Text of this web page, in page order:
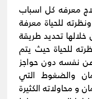
معرفه كل اسباب
للحياة معرفة
تحديد طريقة
للحياة حيث يتم
نفسه دون حواجز
والضغوط التي
محاولاته الكثيرة